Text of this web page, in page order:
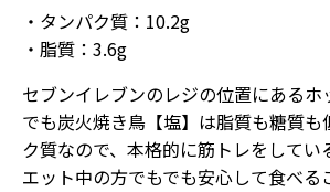
・タンパク質：10.2g
・脂質：3.6g
セブンイレブンのレジの位置にあるホ
でも炭火焼き鳥【塩】は脂質も糖質
ク質なので、本格的に筋トレをしてい
エット中の方でもでも安心して食べる